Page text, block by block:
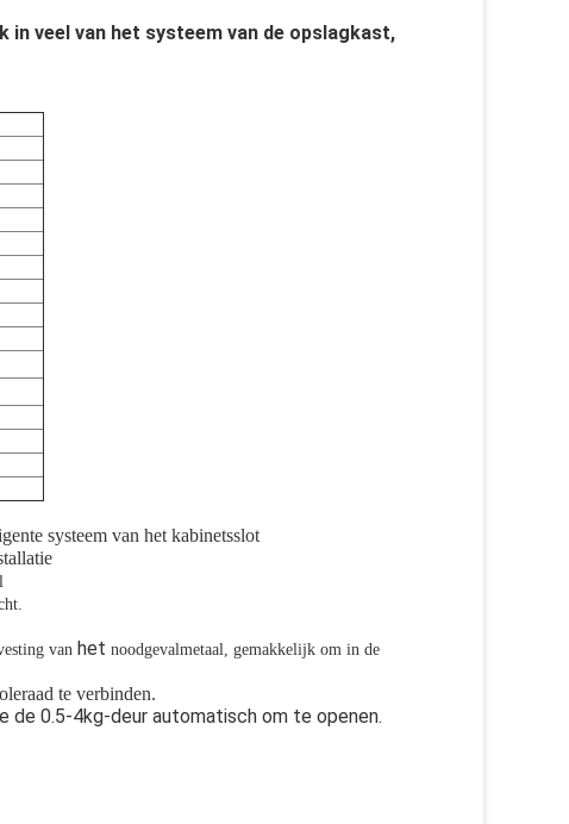
in veel van het systeem van de opslagkast,
systeem van het kabinetsslot
van het noodgevalmetaal, gemakkelijk om in de
te verbinden.
0.5-4kg-deur automatisch om te openen.